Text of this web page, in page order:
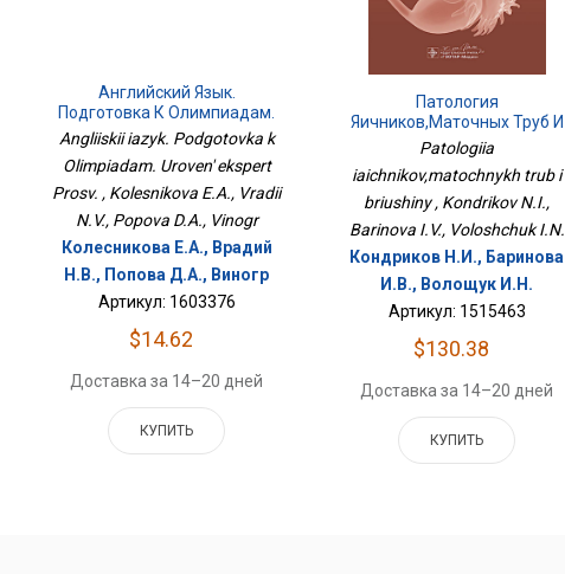
Английский Язык.
Подготовка К Олимпиадам.
Уровень Эксперт Просв.
Angliiskii iazyk. Podgotovka k
Olimpiadam. Uroven' ekspert
Prosv. , Kolesnikova E.A., Vradii
N.V., Popova D.A., Vinogr
Колесникова Е.А., Врадий
Н.В., Попова Д.А., Виногр
Артикул: 1603376
$14.62
Доставка за 14–20 дней
КУПИТЬ
Патология
Яичников,маточных Труб И
Брюшины
Patologiia
iaichnikov,matochnykh trub i
briushiny , Kondrikov N.I.,
Barinova I.V., Voloshchuk I.N.
Кондриков Н.И., Баринова
И.В., Волощук И.Н.
Артикул: 1515463
$130.38
Доставка за 14–20 дней
КУПИТЬ